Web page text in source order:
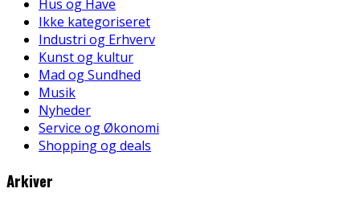
Hus og Have
Ikke kategoriseret
Industri og Erhverv
Kunst og kultur
Mad og Sundhed
Musik
Nyheder
Service og Økonomi
Shopping og deals
Arkiver